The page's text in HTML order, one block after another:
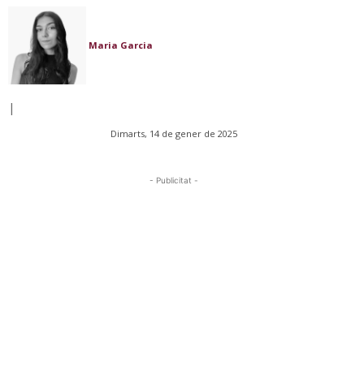
Maria Garcia
|
Dimarts, 14 de gener de 2025
- Publicitat -